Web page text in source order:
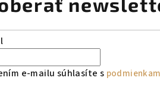
e-mailu súhlasíte s